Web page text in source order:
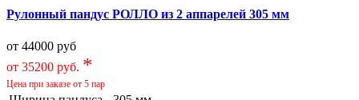
Рулонный пандус РОЛЛО из 2 аппарелей 305 мм
от 44000 руб
от 35200 руб. *
Цена при заказе от 5 пар